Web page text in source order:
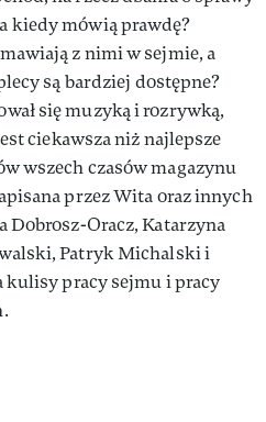
kiedy mówią prawdę?
z nimi w sejmie, a
są bardziej dostępne?
się muzyką i rozrywką,
ciekawsza niż najlepsze
wszech czasów magazynu
przez Wita oraz innych
Dobrosz-Oracz, Katarzyna
Patryk Michalski i
kulisy pracy sejmu i pracy